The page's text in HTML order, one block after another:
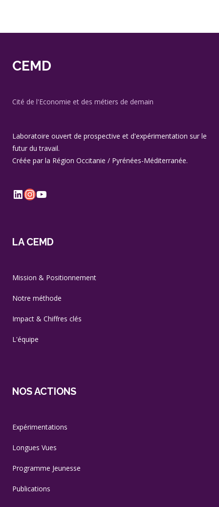
CEMD
Cité de l'Economie et des métiers de demain
Laboratoire ouvert de prospective et d'expérimentation sur le
futur du travail.
Créée par la Région Occitanie / Pyrénées-Méditerranée.
LinkedIn
Instagram
YouTube
LA CEMD
Mission & Positionnement
Notre méthode
Impact & Chiffres clés
L'équipe
NOS ACTIONS
Expérimentations
Longues Vues
Programme Jeunesse
Publications